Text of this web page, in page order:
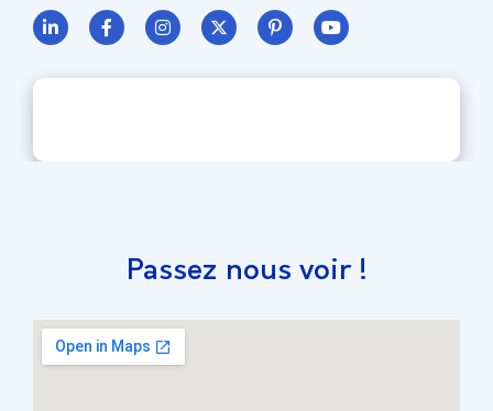
Passez nous voir !